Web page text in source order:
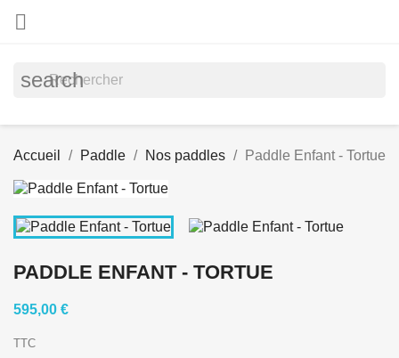

search
Accueil Paddle Nos paddles Paddle Enfant - Tortue
PADDLE ENFANT - TORTUE
595,00 €
TTC